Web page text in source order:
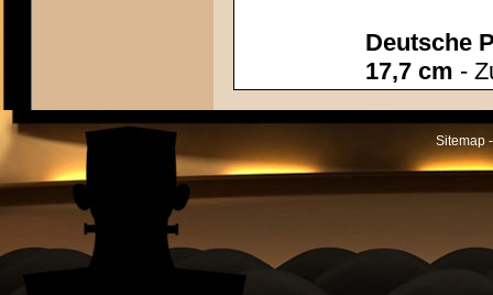
Deutsche
17,7 cm -
Sitemap